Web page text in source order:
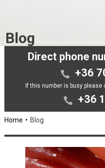
Blog
Direct phone
+36
If this number is busy
+36
Home Blog